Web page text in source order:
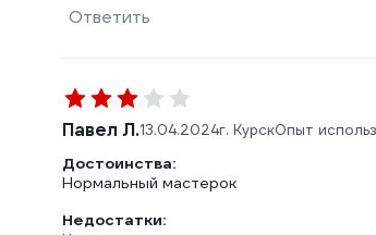
Ответить
Павел Л.13.04.2024г. КурскОпыт
Достоинства:
Нормальный мастерок
Недостатки: